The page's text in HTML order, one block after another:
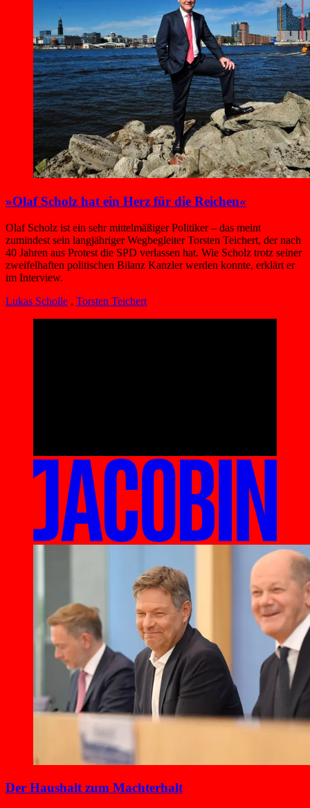
»Olaf Scholz hat ein Herz für die Reichen«
Olaf Scholz ist ein sehr mittelmäßiger Politiker – das meint
zumindest sein langjähriger Wegbegleiter Torsten Teichert, der nach
40 Jahren aus Protest die SPD verlassen hat. Wie Scholz trotz seiner
zweifelhaften politischen Bilanz Kanzler werden konnte, erklärt er
im Interview.
Lukas Scholle , Torsten Teichert
Der Haushalt zum Machterhalt